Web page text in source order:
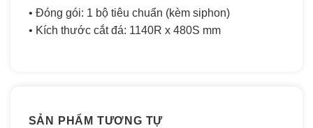
• Đóng gói: 1 bộ tiêu chuẩn (kèm siphon)
• Kích thước cắt đá: 1140R x 480S mm
SẢN PHẨM TƯƠNG TỰ